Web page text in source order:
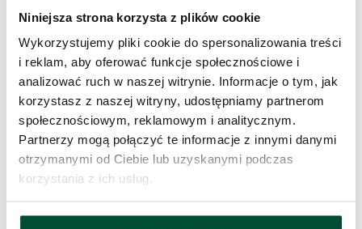
Niniejsza strona korzysta z plików cookie
Wykorzystujemy pliki cookie do spersonalizowania treści
i reklam, aby oferować funkcje społecznościowe i
analizować ruch w naszej witrynie. Informacje o tym, jak
korzystasz z naszej witryny, udostępniamy partnerom
społecznościowym, reklamowym i analitycznym.
Partnerzy mogą połączyć te informacje z innymi danymi
otrzymanymi od Ciebie lub uzyskanymi podczas
korzystania z ich usług.
Zapytaj o to
mieszkanie
Skorzystaj z formularza i przekaż naszym doradcom prośbę o
kontakt w sprawie tego mieszkania.
Skontaktujemy się w przeciągu 1 dnia roboczego.
Imię i nazwisko